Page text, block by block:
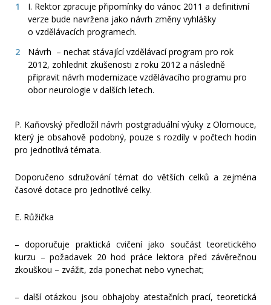
I. Rektor zpracuje připomínky do vánoc 2011 a definitivní
verze bude navržena jako návrh změny vyhlášky
o vzdělávacích programech.
Návrh – nechat stávající vzdělávací program pro rok
2012, zohlednit zkušenosti z roku 2012 a následně
připravit návrh modernizace vzdělávacího programu pro
obor neurologie v dalších letech.
P. Kaňovský předložil návrh postgraduální výuky z Olomouce,
který je obsahově podobný, pouze s rozdíly v počtech hodin
pro jednotlivá témata.
Doporučeno sdružování témat do větších celků a zejména
časové dotace pro jednotlivé celky.
E. Růžička
– doporučuje praktická cvičení jako součást teoretického
kurzu – požadavek 20 hod práce lektora před závěrečnou
zkouškou – zvážit, zda ponechat nebo vynechat;
– další otázkou jsou obhajoby atestačních prací, teoretická